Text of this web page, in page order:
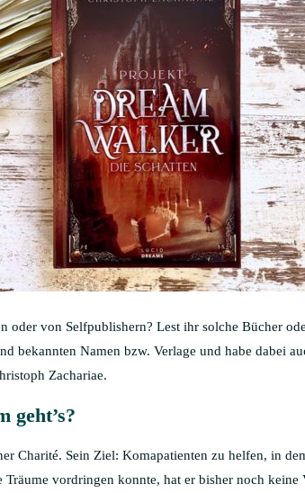
oder von Selfpublishern? Lest ihr solche Bücher
bekannten Namen bzw. Verlage und habe dabei
Zachariae.
geht’s?
Charité. Sein Ziel: Komapatienten zu helfen, in
vordringen konnte, hat er bisher noch keine